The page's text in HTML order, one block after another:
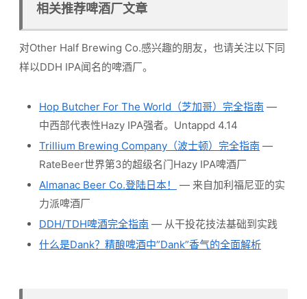
相关推荐啤酒厂文章
对Other Half Brewing Co.感兴趣的朋友，也请关注以下同
样以DDH IPA闻名的啤酒厂。
Hop Butcher For The World（芝加哥）完全指南 —
中西部代表性Hazy IPA强者。Untappd 4.14
Trillium Brewing Company（波士顿）完全指南 —
RateBeer世界第3的超级名门Hazy IPA啤酒厂
Almanac Beer Co.登陆日本！
— 来自加利福尼亚的实
力派啤酒厂
DDH/TDH啤酒完全指南 — 从干投花技法基础到实践
什么是Dank？精酿啤酒中”Dank”香气的全面解析